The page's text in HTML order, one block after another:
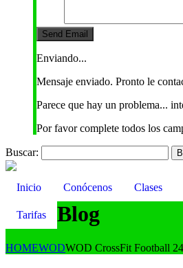
Enviando...
Mensaje enviado. Pronto le
Parece que hay un problema...
Por favor complete todos los
Buscar:
Inicio Conócenos Clases
Tarifas Blog
HOMEWODWOD CrossFit Football